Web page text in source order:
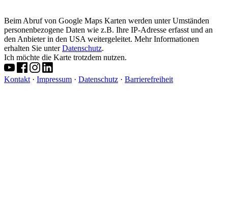
Beim Abruf von Google Maps Karten werden unter Umständen
personenbezogene Daten wie z.B. Ihre IP-Adresse erfasst und an
den Anbieter in den USA weitergeleitet. Mehr Informationen
erhalten Sie unterDatenschutz.
Ich möchte die Karte trotzdem nutzen.
Kontakt · Impressum · Datenschutz · Barrierefreiheit